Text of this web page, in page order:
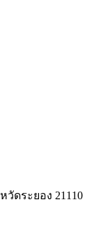
วัดระยอง 21110